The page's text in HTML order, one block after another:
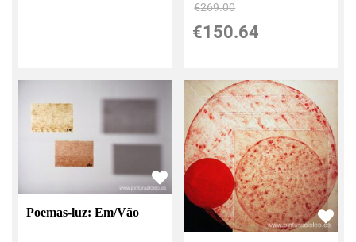
€269.00
€150.64
Poemas-luz: Em/Vão